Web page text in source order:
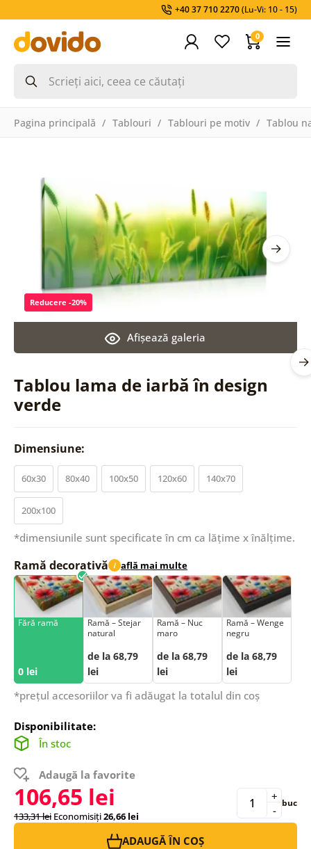
+40 37 710 2270(Lu-Vi: 10 - 15)
0
Pagina principală Tablouri Tablouri pe motiv Tablou
Tablou lama de iarbă în design
verde
Afişează galeria
Reducere -20%
Dimensiune:
60x30 80x40 100x50 120x60 140x70
200x100
*dimensiunile sunt specificate în cm ca lățime x înălțime.
Ramă decorativă i află mai multe
Fără ramă
0 lei
Ramă – Stejar
natural
de la 68,79
lei
Ramă – Nuc
maro
de la 68,79
lei
Ramă – Wenge
negru
de la 68,79
lei
*prețul accesoriilor va fi adăugat la totalul din coș
Disponibilitate:
În stoc
Adaugă la favorite
106,65 lei
133,31 lei Economisiți26,66 lei -
+ buc
ADAUGĂ ÎN COȘ